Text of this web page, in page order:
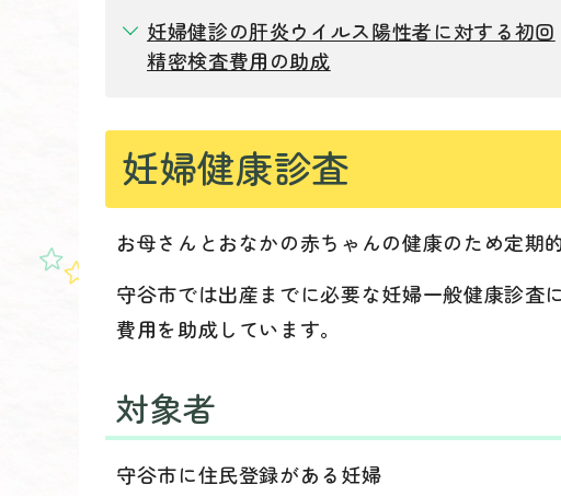
妊婦健診の肝炎ウイルス陽性者に対する初回
精密検査費用の助成
妊婦健康診査
お母さんとおなかの赤ちゃんの健康のため定期
守谷市では出産までに必要な妊婦一般健康診査
費用を助成しています。
対象者
守谷市に住民登録がある妊婦